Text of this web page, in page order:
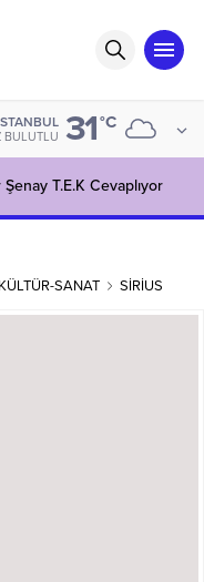
BULUTLU 31°C
Şenay T.E.K Cevaplıyor
KÜLTÜR-SANAT SİRİUS